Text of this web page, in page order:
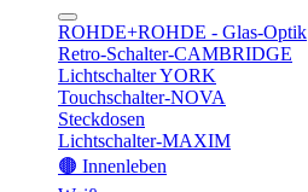
ROHDE+ROHDE - Glas-Optik
Retro-Schalter-CAMBRIDGE
Lichtschalter YORK
Touchschalter-NOVA
Steckdosen
Lichtschalter-MAXIM
🟤 Innenleben